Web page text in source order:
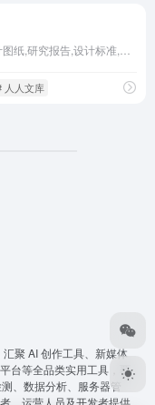
人人文库
聚 AI 创作工具、新媒体
台等全品类实用工具，覆
、数据分析、服务器管
、运营人员及开发者提供